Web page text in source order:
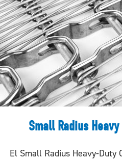
Small Radius
El Small Radius Heavy-Duty